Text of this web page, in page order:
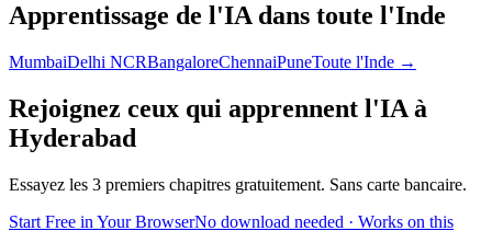
Apprentissage de l'IA dans toute l'Inde
MumbaiDelhi NCRBangaloreChennaiPuneToute l'Inde →
Rejoignez ceux qui apprennent l'IA à
Hyderabad
Essayez les 3 premiers chapitres gratuitement. Sans carte bancaire.
Start Free in Your BrowserNo download needed · Works on this